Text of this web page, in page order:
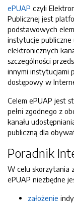
ePUAP czyli
Publicznej jest
podstawowych
instytucje publiczne
elektronicznych
szczególności
innymi instytucjami
dostępowy w
Celem ePUAP jest
pełni zgodnego z
kanału
publiczną dla
Poradnik
W celu skorzytania
ePUAP niezbędne
założenie